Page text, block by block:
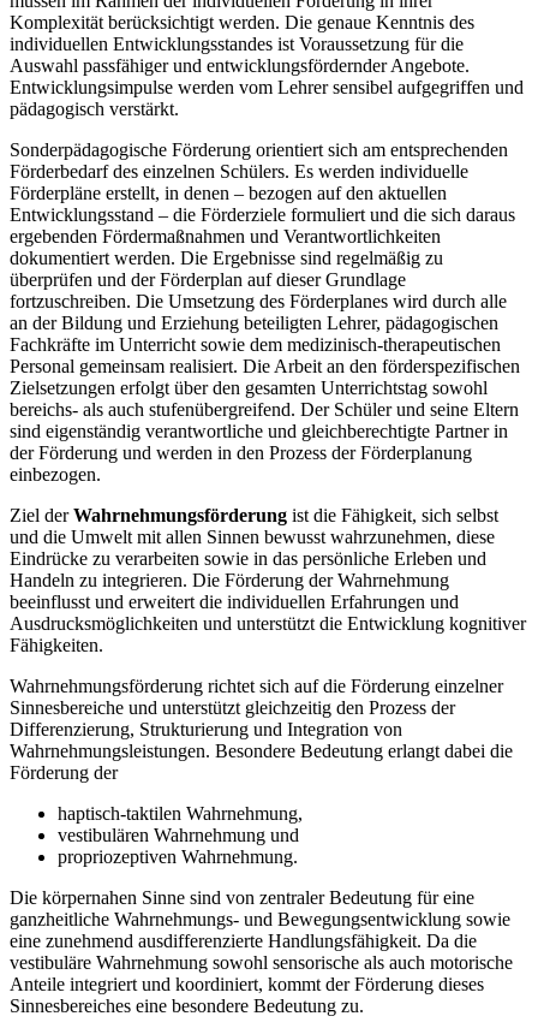
Komplexität berücksichtigt werden. Die genaue Kenntnis des
individuellen Entwicklungsstandes ist Voraussetzung für die
Auswahl passfähiger und entwicklungsfördernder Angebote.
Entwicklungsimpulse werden vom Lehrer sensibel aufgegriffen und
pädagogisch verstärkt.
Sonderpädagogische Förderung orientiert sich am entsprechenden
Förderbedarf des einzelnen Schülers. Es werden individuelle
Förderpläne erstellt, in denen – bezogen auf den aktuellen
Entwicklungsstand – die Förderziele formuliert und die sich daraus
ergebenden Fördermaßnahmen und Verantwortlichkeiten
dokumentiert werden. Die Ergebnisse sind regelmäßig zu
überprüfen und der Förderplan auf dieser Grundlage
fortzuschreiben. Die Umsetzung des Förderplanes wird durch alle
an der Bildung und Erziehung beteiligten Lehrer, pädagogischen
Fachkräfte im Unterricht sowie dem medizinisch-therapeutischen
Personal gemeinsam realisiert. Die Arbeit an den förderspezifischen
Zielsetzungen erfolgt über den gesamten Unterrichtstag sowohl
bereichs- als auch stufenübergreifend. Der Schüler und seine Eltern
sind eigenständig verantwortliche und gleichberechtigte Partner in
der Förderung und werden in den Prozess der Förderplanung
einbezogen.
Ziel derWahrnehmungsförderung ist die Fähigkeit, sich selbst
und die Umwelt mit allen Sinnen bewusst wahrzunehmen, diese
Eindrücke zu verarbeiten sowie in das persönliche Erleben und
Handeln zu integrieren. Die Förderung der Wahrnehmung
beeinflusst und erweitert die individuellen Erfahrungen und
Ausdrucksmöglichkeiten und unterstützt die Entwicklung kognitiver
Fähigkeiten.
Wahrnehmungsförderung richtet sich auf die Förderung einzelner
Sinnesbereiche und unterstützt gleichzeitig den Prozess der
Differenzierung, Strukturierung und Integration von
Wahrnehmungsleistungen. Besondere Bedeutung erlangt dabei die
Förderung der
haptisch-taktilen Wahrnehmung,
vestibulären Wahrnehmung und
propriozeptiven Wahrnehmung.
Die körpernahen Sinne sind von zentraler Bedeutung für eine
ganzheitliche Wahrnehmungs- und Bewegungsentwicklung sowie
eine zunehmend ausdifferenzierte Handlungsfähigkeit. Da die
vestibuläre Wahrnehmung sowohl sensorische als auch motorische
Anteile integriert und koordiniert, kommt der Förderung dieses
Sinnesbereiches eine besondere Bedeutung zu.